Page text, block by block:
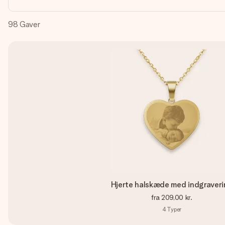
98 Gaver
Hjerte halskæde med
fra 209,00 kr.
4Typer